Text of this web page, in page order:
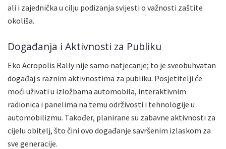
ali i zajednička u cilju podizanja svijesti o važnosti zaštite
okoliša.
Događanja i Aktivnosti za Publiku
Eko Acropolis Rally nije samo natjecanje; to je sveobuhvatan
događaj s raznim aktivnostima za publiku. Posjetitelji će
moći uživati u izložbama automobila, interaktivnim
radionica i panelima na temu održivosti i tehnologije u
automobilizmu. Također, planirane su zabavne aktivnosti za
cijelu obitelj, što čini ovo događanje savršenim izlaskom za
sve generacije.